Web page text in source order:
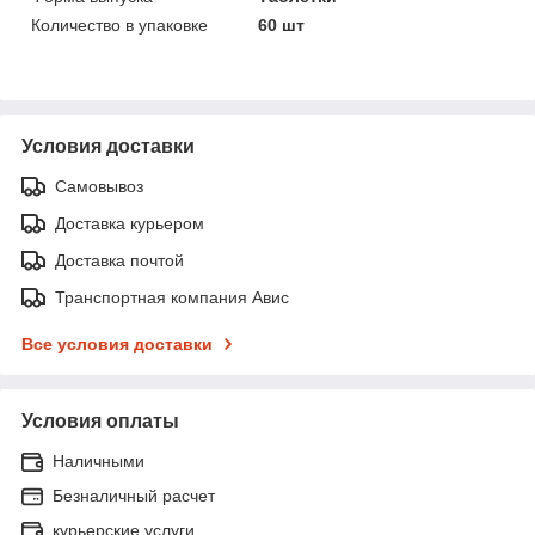
Количество в упаковке
60 шт
Условия доставки
Самовывоз
Доставка курьером
Доставка почтой
Транспортная компания Авис
Все условия доставки
Условия оплаты
Наличными
Безналичный расчет
курьерские услуги